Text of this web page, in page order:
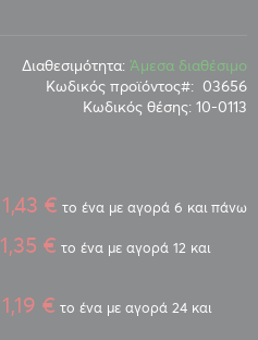
Διαθεσιμότητα: Άμεσα διαθέσιμο
Κωδικός προϊόντος
03656
Κωδικός θέσης: 10-0113
1,43 € το ένα με αγορά 6 και πάνω
1,35 € το ένα με αγορά 12 και
1,19 € το ένα με αγορά 24 και